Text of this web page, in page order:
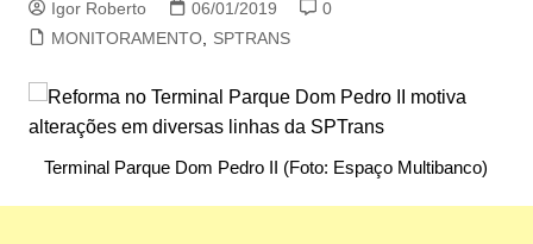
Igor Roberto 06/01/2019
0
MONITORAMENTO, SPTRANS
Terminal Parque Dom Pedro II (Foto: Espaço Multibanco)